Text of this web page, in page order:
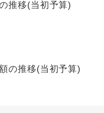
推移(当初予算)
の推移(当初予算)